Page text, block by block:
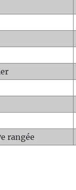
rangée